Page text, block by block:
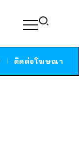
ติดต่อโฆษณา